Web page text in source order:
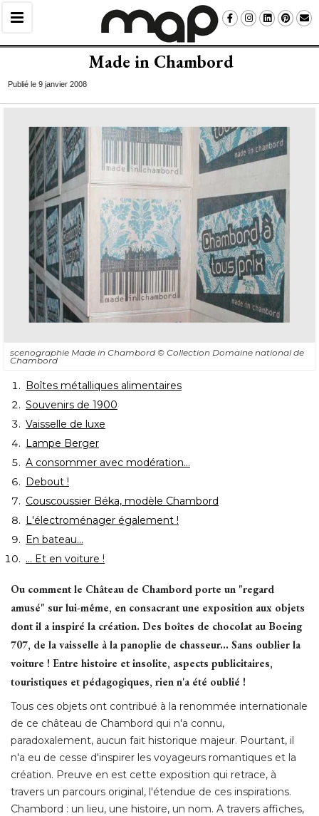
Made in Chambord
Publié le 9 janvier 2008
scenographie Made in Chambord © Collection Domaine national de
Chambord
Boîtes métalliques alimentaires
Souvenirs de 1900
Vaisselle de luxe
Lampe Berger
A consommer avec modération...
Debout !
Couscoussier Béka, modèle Chambord
L'électroménager également !
En bateau...
... Et en voiture !
Ou comment le Château de Chambord porte un "regard
amusé" sur lui-même, en consacrant une exposition aux objets
dont il a inspiré la création. Des boîtes de chocolat au Boeing
707, de la vaisselle à la panoplie de chasseur... Sans oublier la
voiture ! Entre histoire et insolite, aspects publicitaires,
touristiques et pédagogiques, rien n'a été oublié !
Tous ces objets ont contribué à la renommée internationale
de ce château de Chambord qui n'a connu,
paradoxalement, aucun fait historique majeur. Pourtant, il
n'a eu de cesse d'inspirer les voyageurs romantiques et la
création. Preuve en est cette exposition qui retrace, à
travers un parcours original, l'étendue de ces inspirations.
Chambord : un lieu, une histoire, un nom. A travers affiches,